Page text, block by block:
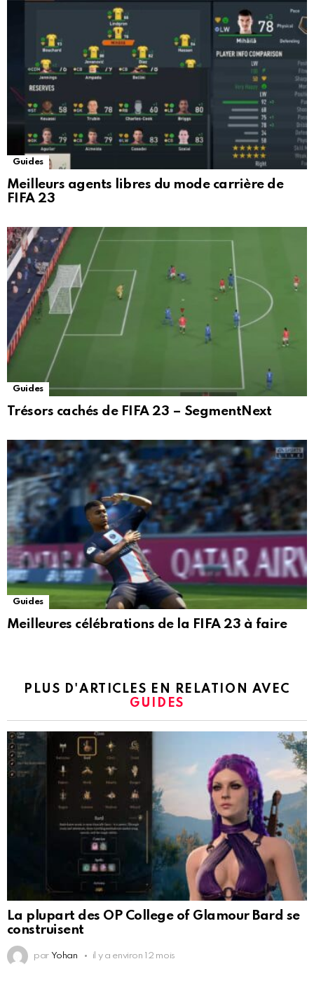
Guides
Meilleurs agents libres du mode carrière de
FIFA 23
Guides
Trésors cachés de FIFA 23 – SegmentNext
Guides
Meilleures célébrations de la FIFA 23 à faire
PLUS D'ARTICLES EN RELATION AVEC
GUIDES
La plupart des OP College of Glamour Bard se
construisent
par Yohan il y a environ 12 mois